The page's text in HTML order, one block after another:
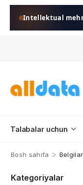
Intellektual
Talabalar uchun
Bosh sahifa >
Kategoriyalar